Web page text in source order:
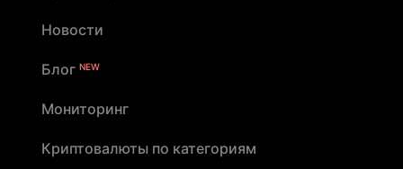
Новости
Блог NEW
Мониторинг
Криптовалюты по категориям